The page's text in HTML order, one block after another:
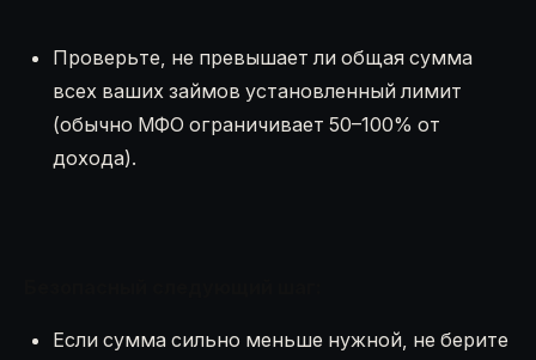
Проверьте, не превышает ли общая сумма
всех ваших займов установленный лимит
(обычно МФО ограничивает 50–100% от
дохода).
Если сумма сильно меньше нужной, не берите